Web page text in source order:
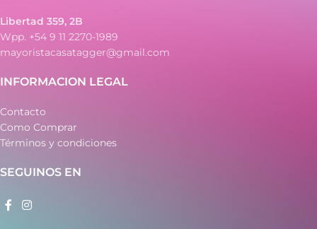
Libertad 359, 2B
Wpp. +54 9 11 2270-1989
mayoristacasatagger@gmail.com
INFORMACION LEGAL
Contacto
Como Comprar
Términos y condiciones
SEGUINOS EN